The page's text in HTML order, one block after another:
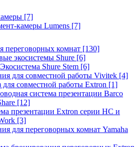
[7]
камеры Lumens [7]
переговорных комнат [130]
экосистемы Shure [6]
Экосистема Shure Stem [6]
для совместной работы Vivitek [4]
совместной работы Extron [1]
система презентации Barco
[12]
презентации Extron серии HC и
[3]
для переговорных комнат Yamaha